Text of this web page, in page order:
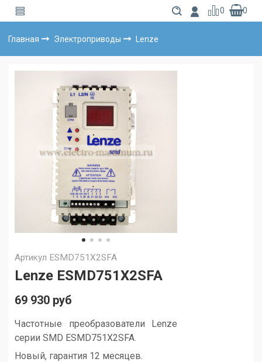
0 0
Главная Электроприводы Lenze
Артикул ESMD751X2SFA
Lenze ESMD751X2SFA
69 930 руб
Частотные преобразователи Lenze
серии SMD ESMD751X2SFA.
Новый, гарантия 12 месяцев.